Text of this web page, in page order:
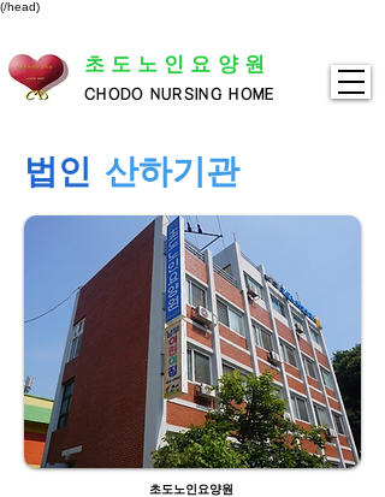
(/head)
초도노인요양원
CHODO NURSING HOME
법인 산하기관
초도노인요양원